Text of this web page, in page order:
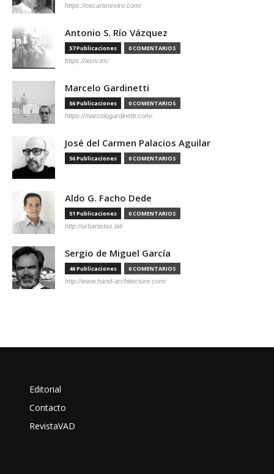
https://oscartenreiro.com/
Antonio S. Río Vázquez
57 Publicaciones 0 COMENTARIOS
https://asrv.es/
Marcelo Gardinetti
56 Publicaciones 0 COMENTARIOS
https://marcelogardinetti.com/
José del Carmen Palacios Aguilar
56 Publicaciones 0 COMENTARIOS
Aldo G. Facho Dede
51 Publicaciones 0 COMENTARIOS
http://urbanistas.lat/
Sergio de Miguel García
46 Publicaciones 0 COMENTARIOS
http://www.hand-architecture.com/
Editorial
Contacto
RevistaVAD